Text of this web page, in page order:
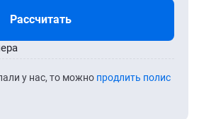
Рассчитать
у нас, то можно продлить полис